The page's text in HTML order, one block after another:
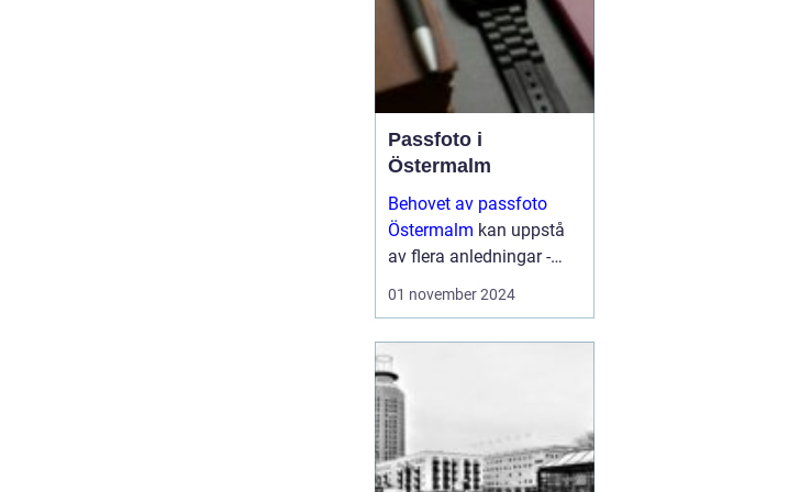
Passfoto i
Östermalm
Behovet av passfoto
Östermalm kan uppstå
av flera anledningar -
vare sig det handlar om
kanske byta ut sitt k&...
01 november 2024